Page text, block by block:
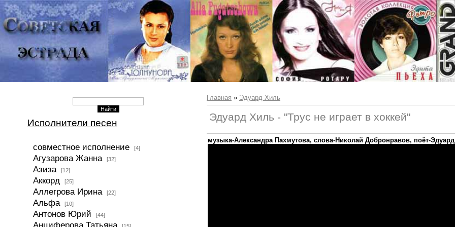
Исполнители песен
совместное исполнение [4]
Агузарова Жанна [32]
Азиза [12]
Аккорд [25]
Аллегрова Ирина [22]
Альфа [10]
Антонов Юрий [44]
Анциферова Татьяна
Главная » Эдуард Хиль
Эдуард Хиль - "Трус не играет в хоккей"
музыка-Александра Пахмутова, слова-Николай Добронравов, поёт-